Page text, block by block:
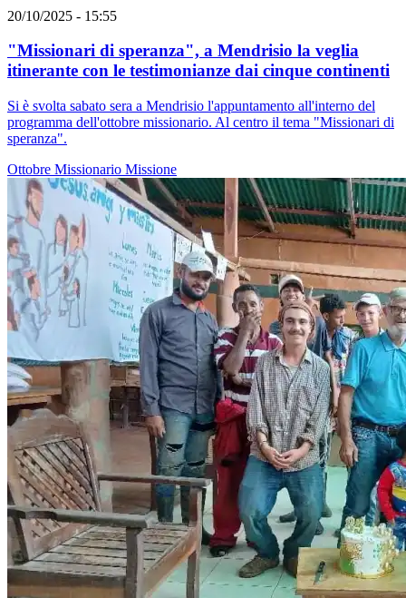
20/10/2025 - 15:55
"Missionari di speranza", a Mendrisio la veglia
itinerante con le testimonianze dai cinque continenti
Si è svolta sabato sera a Mendrisio l'appuntamento all'interno del
programma dell'ottobre missionario. Al centro il tema "Missionari di
speranza".
Ottobre Missionario Missione